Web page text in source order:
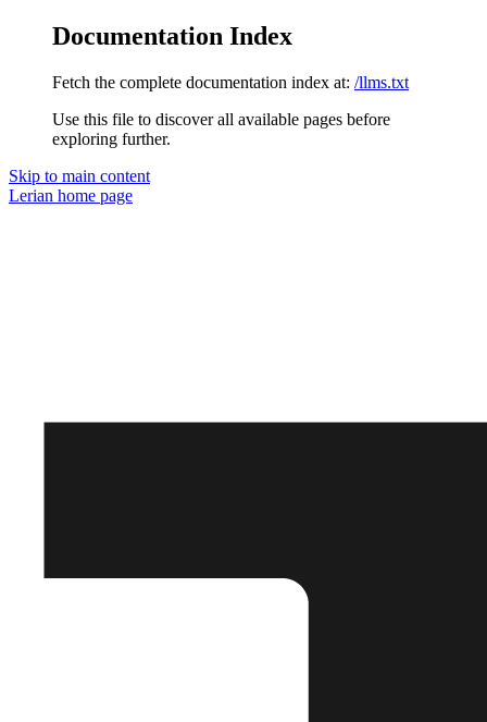
Documentation Index
Fetch the complete documentation index at: /llms.txt
Use this file to discover all available pages before
exploring further.
Skip to main content
Lerian home page